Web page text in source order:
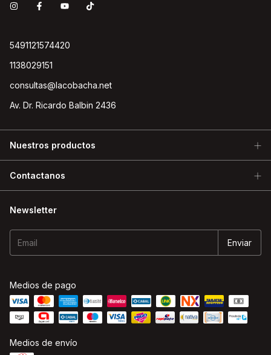
5491121574420
1138029151
consultas@lacobacha.net
Av. Dr. Ricardo Balbin 2436
Nuestros productos
Contactanos
Newsletter
Medios de pago
Medios de envío